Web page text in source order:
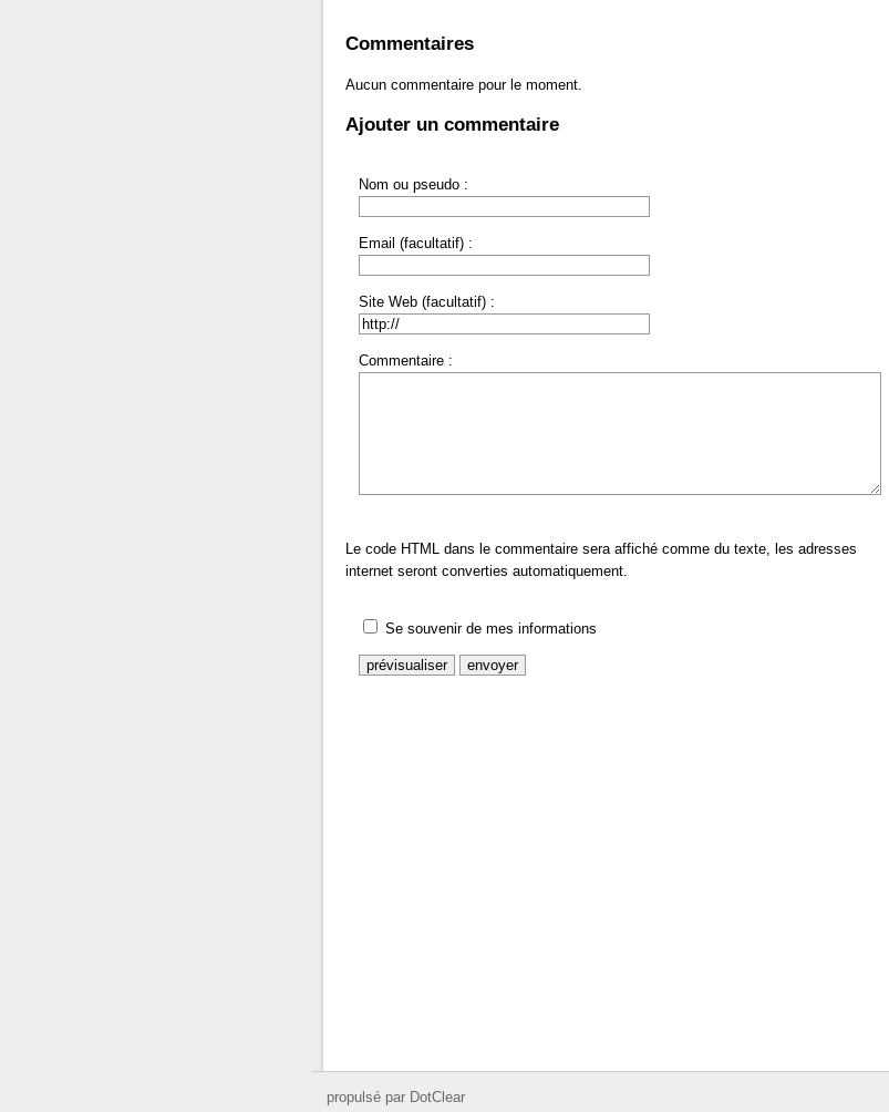
Commentaires
Aucun commentaire pour le moment.
Ajouter un commentaire
Nom ou pseudo :
Email (facultatif) :
Site Web (facultatif) :
Commentaire :
Le code HTML dans le commentaire sera affiché comme du texte, les adresses
internet seront converties automatiquement.
Se souvenir de mes informations
propulsé par DotClear